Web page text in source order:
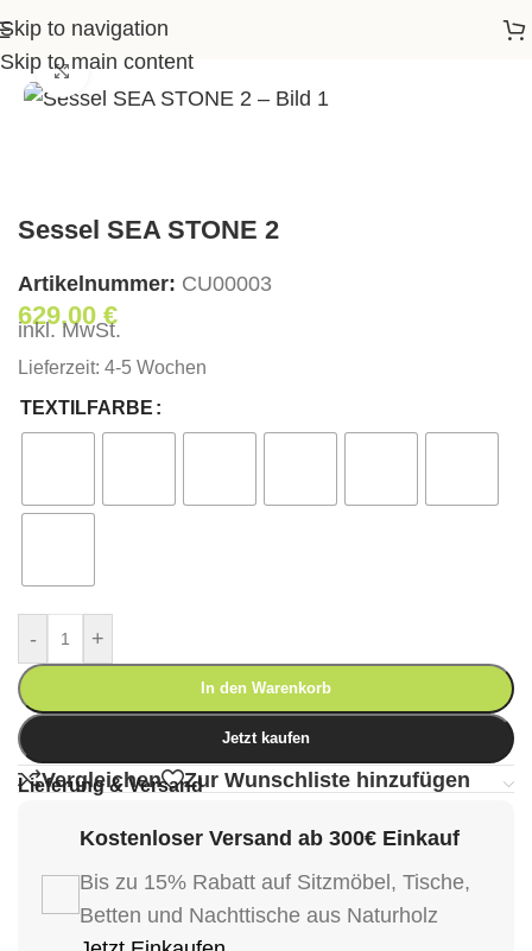
Skip to navigation
Skip to main content
Startseite>Shop>
Klick zum Vergrößern
Sessel SEA STONE 2
Artikelnummer: СU00003
629,00€
inkl. MwSt.
Lieferzeit: 4-5 Wochen
TEXTILFARBE
- +
In den Warenkorb
Jetzt kaufen
Vergleichen Zur Wunschliste hinzufügen
Lieferung & Versand
Kostenloser Versand ab 300€ Einkauf
Bis zu 15% Rabatt auf Sitzmöbel, Tische,
Betten und Nachttische aus Naturholz